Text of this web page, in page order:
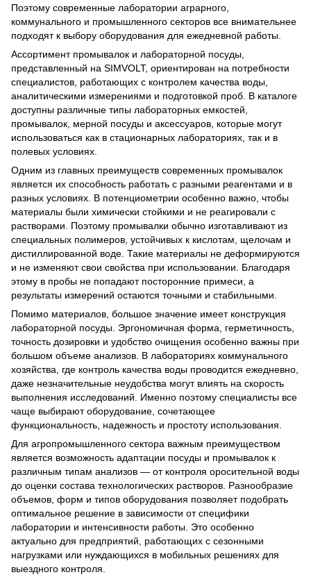
Поэтому современные лаборатории аграрного,
коммунального и промышленного секторов все внимательнее
подходят к выбору оборудования для ежедневной работы.
Ассортимент промывалок и лабораторной посуды,
представленный на SIMVOLT, ориентирован на потребности
специалистов, работающих с контролем качества воды,
аналитическими измерениями и подготовкой проб. В каталоге
доступны различные типы лабораторных емкостей,
промывалок, мерной посуды и аксессуаров, которые могут
использоваться как в стационарных лабораториях, так и в
полевых условиях.
Одним из главных преимуществ современных промывалок
является их способность работать с разными реагентами и в
разных условиях. В потенциометрии особенно важно, чтобы
материалы были химически стойкими и не реагировали с
растворами. Поэтому промывалки обычно изготавливают из
специальных полимеров, устойчивых к кислотам, щелочам и
дистиллированной воде. Такие материалы не деформируются
и не изменяют свои свойства при использовании. Благодаря
этому в пробы не попадают посторонние примеси, а
результаты измерений остаются точными и стабильными.
Помимо материалов, большое значение имеет конструкция
лабораторной посуды. Эргономичная форма, герметичность,
точность дозировки и удобство очищения особенно важны при
большом объеме анализов. В лабораториях коммунального
хозяйства, где контроль качества воды проводится ежедневно,
даже незначительные неудобства могут влиять на скорость
выполнения исследований. Именно поэтому специалисты все
чаще выбирают оборудование, сочетающее
функциональность, надежность и простоту использования.
Для агропромышленного сектора важным преимуществом
является возможность адаптации посуды и промывалок к
различным типам анализов — от контроля оросительной воды
до оценки состава технологических растворов. Разнообразие
объемов, форм и типов оборудования позволяет подобрать
оптимальное решение в зависимости от специфики
лаборатории и интенсивности работы. Это особенно
актуально для предприятий, работающих с сезонными
нагрузками или нуждающихся в мобильных решениях для
выездного контроля.